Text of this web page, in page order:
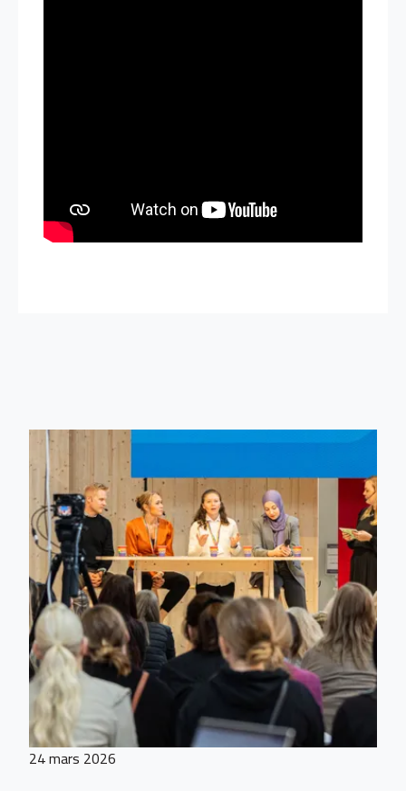
24 mars 2026